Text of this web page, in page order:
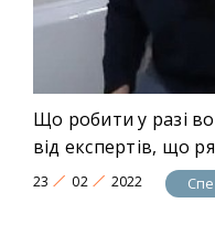
Що робити у разі
від експертів, що
23 02 2022